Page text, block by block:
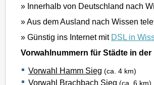
» Innerhalb von Deutschland nach
» Aus dem Ausland nach Wissen
» Günstig ins Internet mit DSL in
Vorwahlnummern für Städte in der
Vorwahl Hamm Sieg (ca. 4 km)
Vorwahl Brachbach Sieg (ca. 6 km)